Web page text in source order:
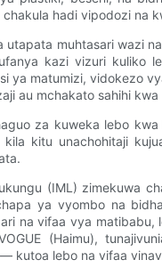
hadi vipodozi na
utapata muhtasari wazi
kazi vizuri kuliko
ya matumizi, vidokezo
au mchakato sahihi
za kuweka lebo
kila kitu unachohitaji
(IML) zimekuwa
ya vyombo na
na vifaa vya matibabu,
(Haimu),
kutoa lebo na vifaa